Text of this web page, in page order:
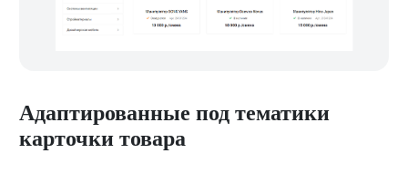
Адаптированные под тематики
карточки товара